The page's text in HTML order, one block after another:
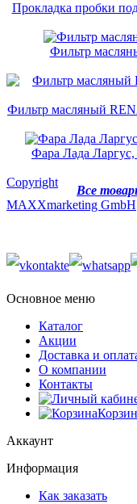
Прокладка пробки
Фильтр
Фильтр масляный
Фара Лада Ларгус,
Все
Copyright
MAXXmarketing GmbH
Основное меню
Каталог
Акции
Доставка и
О компании
Контакты
Аккаунт
Информация
Как заказать